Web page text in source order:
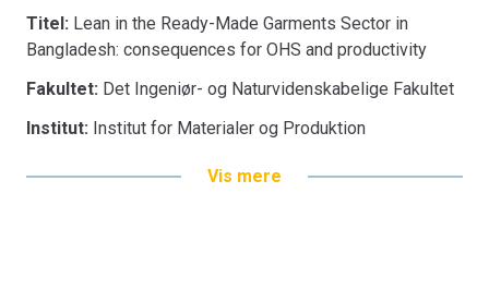
Titel: Lean in the Ready-Made Garments Sector in
Bangladesh: consequences for OHS and productivity
Fakultet: Det Ingeniør- og Naturvidenskabelige Fakultet
Institut: Institut for Materialer og Produktion
Vis mere